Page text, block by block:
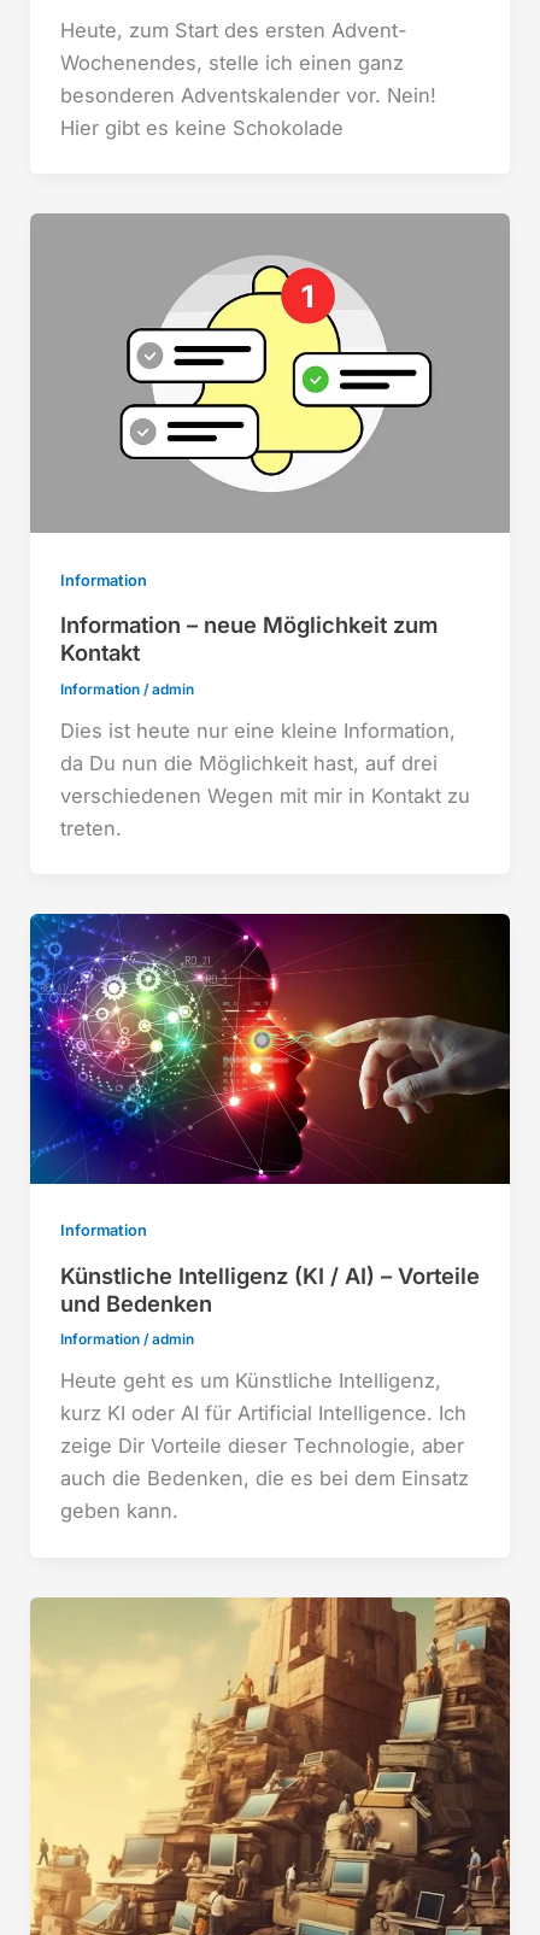
Heute, zum Start des ersten Advent-
Wochenendes, stelle ich einen ganz
besonderen Adventskalender vor. Nein!
Hier gibt es keine Schokolade
Information
Information – neue Möglichkeit zum
Kontakt
Information/admin
Dies ist heute nur eine kleine Information,
da Du nun die Möglichkeit hast, auf drei
verschiedenen Wegen mit mir in Kontakt zu
treten.
Information
Künstliche Intelligenz (KI / AI) – Vorteile
und Bedenken
Information/admin
Heute geht es um Künstliche Intelligenz,
kurz KI oder AI für Artificial Intelligence. Ich
zeige Dir Vorteile dieser Technologie, aber
auch die Bedenken, die es bei dem Einsatz
geben kann.